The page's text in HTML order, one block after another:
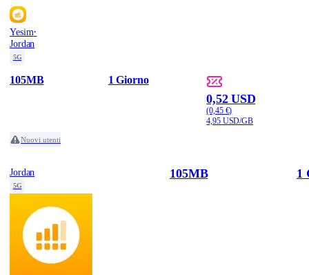
Yesim·
Jordan
5G
105MB 1 Giorno
0,52 USD
(0,45 €)
4,95 USD/GB
Nuovi utenti
Jordan
5G
105MB 1